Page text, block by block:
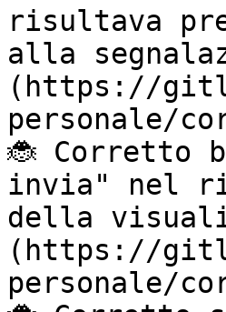
risultava
alla
(https://
personale/
🐞 Corretto
invia" nel
della
(https://
personale/